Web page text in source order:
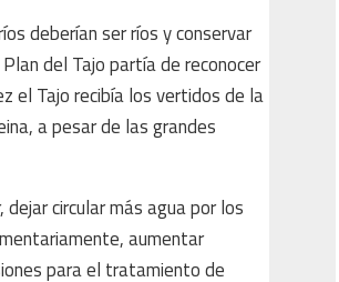
deberían ser ríos y conservar
del Tajo partía de reconocer
el Tajo recibía los vertidos de la
a pesar de las grandes
circular más agua por los
aumentar
para el tratamiento de